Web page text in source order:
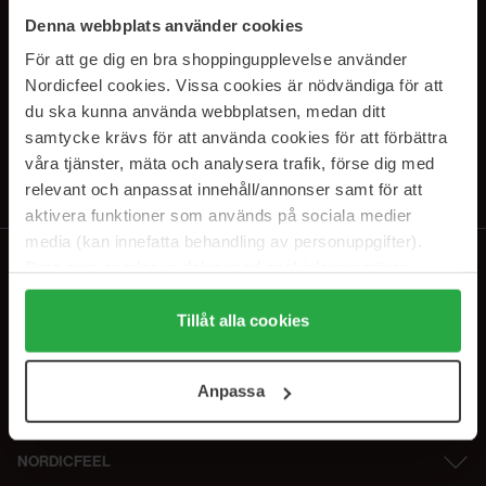
Denna webbplats använder cookies
För att ge dig en bra shoppingupplevelse använder
Nordicfeel cookies. Vissa cookies är nödvändiga för att
du ska kunna använda webbplatsen, medan ditt
samtycke krävs för att använda cookies för att förbättra
våra tjänster, mäta och analysera trafik, förse dig med
relevant och anpassat innehåll/annonser samt för att
aktivera funktioner som används på sociala medier
media (kan innefatta behandling av personuppgifter).
Genom att trycka på "Tillåt alla cookies" accepterar du
alla cookies, medan du under "Detaljer" kan anpassa
användningen av cookies. Du kan när som helst återkalla
samt vår Integritetspolicy.
Tillåt alla cookies
Anpassa
SUBSCRIBE TO OUR
NEWSLETTER
Ved å abonnere godtar du vårpersonvernerklæring. Du kan melde deg
av når som helst.
NORDICFEEL